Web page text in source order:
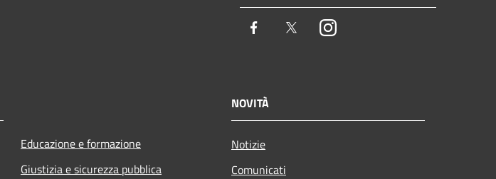
Facebook TwitterInstagram
Educazione e formazione
Giustizia e sicurezza pubblica
NOVITÀ
Notizie
Comunicati